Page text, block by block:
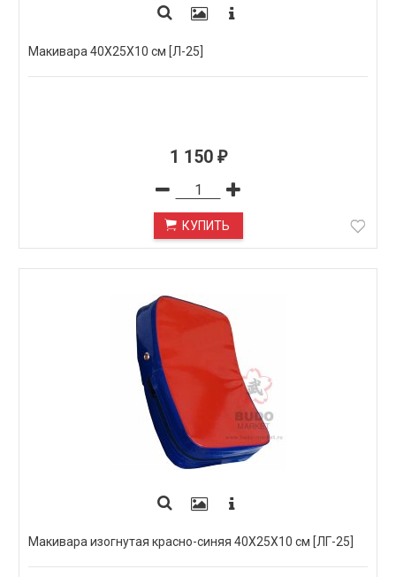
Макивара 40Х25Х10 см [Л-25]
1 150 ₽
КУПИТЬ
Макивара изогнутая красно-синяя 40Х25Х10 см [ЛГ-25]